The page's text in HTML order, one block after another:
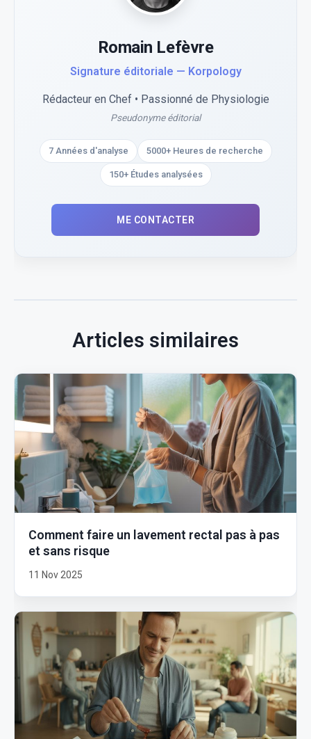
Romain Lefèvre
Signature éditoriale — Korpology
Rédacteur en Chef • Passionné de Physiologie
Pseudonyme éditorial
7 Années d'analyse 5000+ Heures de recherche
150+ Études analysées
ME CONTACTER
Articles similaires
Comment faire un lavement rectal pas à pas
et sans risque
11 Nov 2025